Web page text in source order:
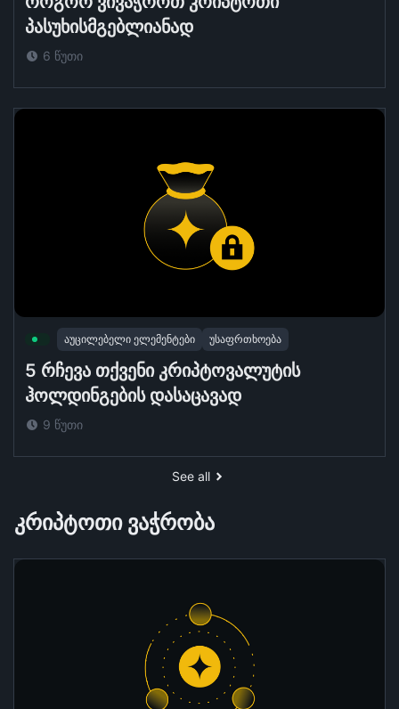
პასუხისმგებლიანად
6 წუთი
აუცილებელი ელემენტები უსაფრთხოება
5 რჩევა თქვენი კრიპტოვალუტის
ჰოლდინგების დასაცავად
9 წუთი
See all
კრიპტოთი ვაჭრობა